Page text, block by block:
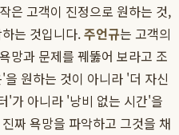
은 고객이 진정으로 원하는 것,
는 것입니다.주언규는 고객의
망과 문제를 꿰뚫어 보라고 조
원하는 것이 아니라 '더 자신
'가 아니라 '낭비 없는 시간'을
짜 욕망을 파악하고 그것을 채